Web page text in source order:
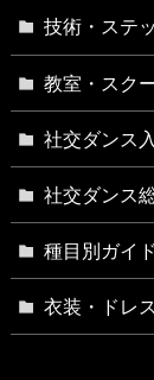
技術・ステ
教室・スク
社交ダンス
社交ダンス
種目別ガイド
衣装・ドレス